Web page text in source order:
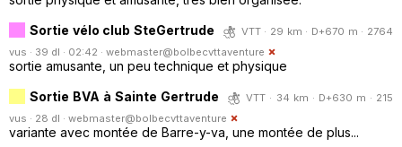
Sortie vélo club SteGertrude
VTT · 29 km · D+670 m · 2764
vus · 39 dl · 02:42 · webmaster@bolbecvttaventure
sortie amusante, un peu technique et physique
Sortie BVA à Sainte Gertrude
VTT · 34 km · D+630 m · 215
vus · 28 dl · webmaster@bolbecvttaventure
variante avec montée de Barre-y-va, une montée de plus...